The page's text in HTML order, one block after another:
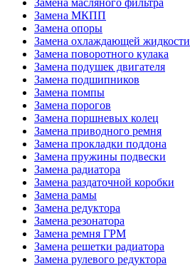
Замена масляного фильтра
Замена МКПП
Замена опоры
Замена охлаждающей жидкости
Замена поворотного кулака
Замена подушек двигателя
Замена подшипников
Замена помпы
Замена порогов
Замена поршневых колец
Замена приводного ремня
Замена прокладки поддона
Замена пружины подвески
Замена радиатора
Замена раздаточной коробки
Замена рамы
Замена редуктора
Замена резонатора
Замена ремня ГРМ
Замена решетки радиатора
Замена рулевого редуктора